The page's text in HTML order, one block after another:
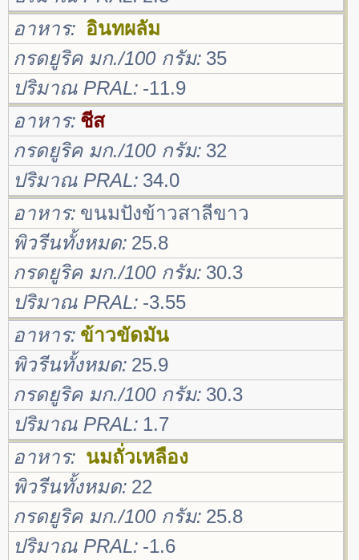
อาหาร
อินทผลัม
กรดยูริค มก./100 กรัม 35
ปริมาณ PRAL -11.9
อาหาร ชีส
กรดยูริค มก./100 กรัม 32
ปริมาณ PRAL 34.0
อาหาร ขนมปังข้าวสาลีขาว
พิวรีนทั้งหมด 25.8
กรดยูริค มก./100 กรัม 30.3
ปริมาณ PRAL -3.55
อาหาร ข้าวขัดมัน
พิวรีนทั้งหมด 25.9
กรดยูริค มก./100 กรัม 30.3
ปริมาณ PRAL 1.7
อาหาร
นมถั่วเหลือง
พิวรีนทั้งหมด 22
กรดยูริค มก./100 กรัม 25.8
ปริมาณ PRAL -1.6